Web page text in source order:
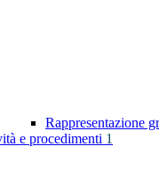
Rappresentazione
e procedimenti 1